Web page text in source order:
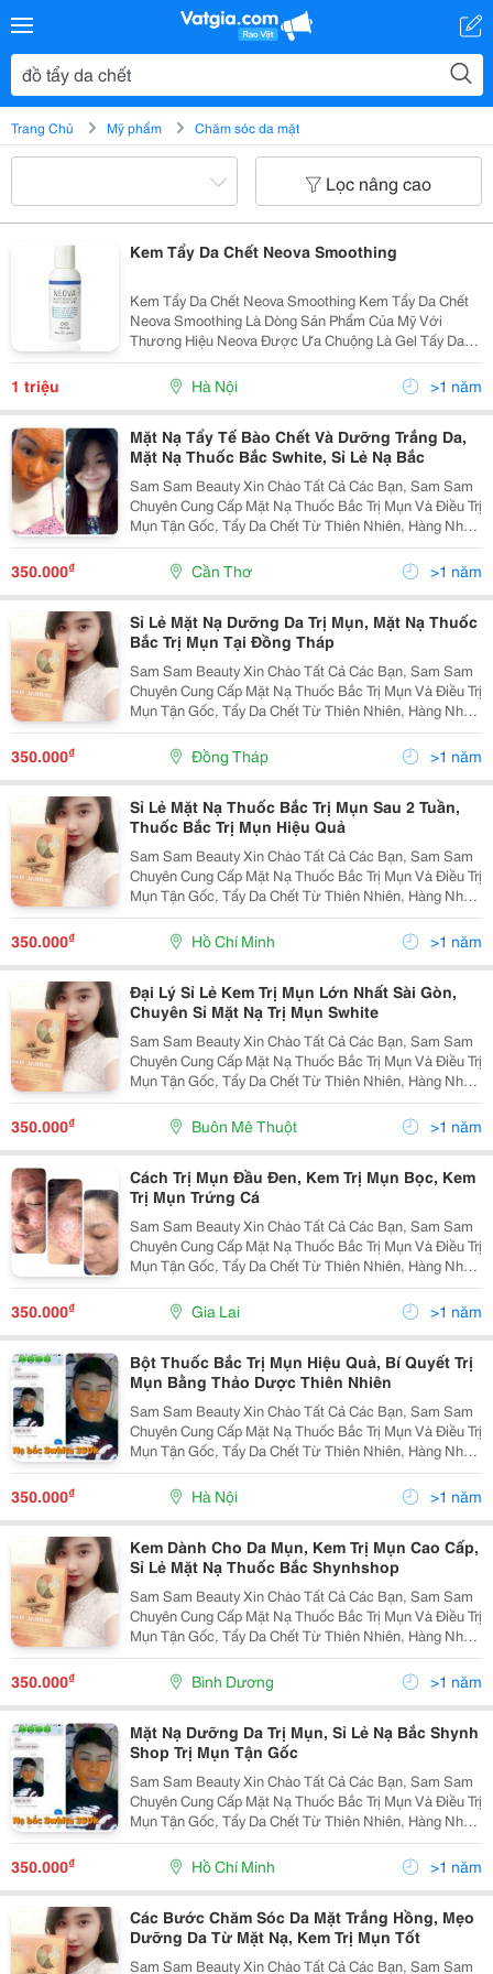
Trang Chủ Mỹ phẩm Chăm sóc da mặt
Lọc nâng cao
Kem Tẩy Da Chết Neova Smoothing
Kem Tẩy Da Chết Neova Smoothing Kem Tẩy Da Chết
Neova Smoothing Là Dòng Sản Phẩm Của Mỹ Với
Thương Hiệu Neova Được Ưa Chuộng Là Gel Tấy Da
Chết Dành Cho Những Loại Da Sạm Màu ,Tối Màu Và
Da Thiếu Sức Sống . Trong Kem Tẩy Da Chết Neova
Smooth
1 triệu Hà Nội >1 năm
Mặt Nạ Tẩy Tế Bào Chết Và Dưỡng Trắng Da,
Mặt Nạ Thuốc Bắc Swhite, Sỉ Lẻ Nạ Bắc
Sam Sam Beauty Xin Chào Tất Cả Các Bạn, Sam Sam
Chuyên Cung Cấp Mặt Nạ Thuốc Bắc Trị Mụn Và Điều Trị
Mụn Tận Gốc, Tẩy Da Chết Từ Thiên Nhiên, Hàng Nhập
Của Công Ty, Có Giấy Tờ Kiểm Định. Mặt Nạ Thảo
Dược Thuốc Bắc S.white Được Chiết Xuất Hoàn Toàn
350.000₫ Cần Thơ >1 năm
Sỉ Lẻ Mặt Nạ Dưỡng Da Trị Mụn, Mặt Nạ Thuốc
Bắc Trị Mụn Tại Đồng Tháp
Sam Sam Beauty Xin Chào Tất Cả Các Bạn, Sam Sam
Chuyên Cung Cấp Mặt Nạ Thuốc Bắc Trị Mụn Và Điều Trị
Mụn Tận Gốc, Tẩy Da Chết Từ Thiên Nhiên, Hàng Nhập
Của Công Ty, Có Giấy Tờ Kiểm Định. Mặt Nạ Thảo
Dược Thuốc Bắc S.white Được Chiết Xuất Hoàn Toàn
350.000₫ Đồng Tháp >1 năm
Sỉ Lẻ Mặt Nạ Thuốc Bắc Trị Mụn Sau 2 Tuần,
Thuốc Bắc Trị Mụn Hiệu Quả
Sam Sam Beauty Xin Chào Tất Cả Các Bạn, Sam Sam
Chuyên Cung Cấp Mặt Nạ Thuốc Bắc Trị Mụn Và Điều Trị
Mụn Tận Gốc, Tẩy Da Chết Từ Thiên Nhiên, Hàng Nhập
Của Công Ty, Có Giấy Tờ Kiểm Định.giao Hàng Tận Nơi
Trên Toàn Quốc, Freeship Nhìu Tỉnh Thành. M
350.000₫ Hồ Chí Minh >1 năm
Đại Lý Sỉ Lẻ Kem Trị Mụn Lớn Nhất Sài Gòn,
Chuyên Sỉ Mặt Nạ Trị Mụn Swhite
Sam Sam Beauty Xin Chào Tất Cả Các Bạn, Sam Sam
Chuyên Cung Cấp Mặt Nạ Thuốc Bắc Trị Mụn Và Điều Trị
Mụn Tận Gốc, Tẩy Da Chết Từ Thiên Nhiên, Hàng Nhập
Của Công Ty, Có Giấy Tờ Kiểm Định.giao Hàng Tận Nơi
Trên Toàn Quốc, Freeship Nhìu Tỉnh Thành. M
350.000₫ Buôn Mê Thuột >1 năm
Cách Trị Mụn Đầu Đen, Kem Trị Mụn Bọc, Kem
Trị Mụn Trứng Cá
Sam Sam Beauty Xin Chào Tất Cả Các Bạn, Sam Sam
Chuyên Cung Cấp Mặt Nạ Thuốc Bắc Trị Mụn Và Điều Trị
Mụn Tận Gốc, Tẩy Da Chết Từ Thiên Nhiên, Hàng Nhập
Của Công Ty, Có Giấy Tờ Kiểm Định. Mặt Nạ Thảo
Dược Thuốc Bắc S.white Được Chiết Xuất Hoàn Toàn
350.000₫ Gia Lai >1 năm
Bột Thuốc Bắc Trị Mụn Hiệu Quả, Bí Quyết Trị
Mụn Bằng Thảo Dược Thiên Nhiên
Sam Sam Beauty Xin Chào Tất Cả Các Bạn, Sam Sam
Chuyên Cung Cấp Mặt Nạ Thuốc Bắc Trị Mụn Và Điều Trị
Mụn Tận Gốc, Tẩy Da Chết Từ Thiên Nhiên, Hàng Nhập
Của Công Ty, Có Giấy Tờ Kiểm Định. Mặt Nạ Thảo
Dược Thuốc Bắc S.white Được Chiết Xuất Hoàn Toàn
350.000₫ Hà Nội >1 năm
Kem Dành Cho Da Mụn, Kem Trị Mụn Cao Cấp,
Sỉ Lẻ Mặt Nạ Thuốc Bắc Shynhshop
Sam Sam Beauty Xin Chào Tất Cả Các Bạn, Sam Sam
Chuyên Cung Cấp Mặt Nạ Thuốc Bắc Trị Mụn Và Điều Trị
Mụn Tận Gốc, Tẩy Da Chết Từ Thiên Nhiên, Hàng Nhập
Của Công Ty, Có Giấy Tờ Kiểm Định. Mặt Nạ Thảo
Dược Thuốc Bắc S.white Được Chiết Xuất Hoàn Toàn
350.000₫ Bình Dương >1 năm
Mặt Nạ Dưỡng Da Trị Mụn, Sỉ Lẻ Nạ Bắc Shynh
Shop Trị Mụn Tận Gốc
Sam Sam Beauty Xin Chào Tất Cả Các Bạn, Sam Sam
Chuyên Cung Cấp Mặt Nạ Thuốc Bắc Trị Mụn Và Điều Trị
Mụn Tận Gốc, Tẩy Da Chết Từ Thiên Nhiên, Hàng Nhập
Của Công Ty, Có Giấy Tờ Kiểm Định. Mặt Nạ Thảo
Dược Thuốc Bắc S.white Được Chiết Xuất Hoàn Toàn
350.000₫ Hồ Chí Minh >1 năm
Các Bước Chăm Sóc Da Mặt Trắng Hồng, Mẹo
Dưỡng Da Từ Mặt Nạ, Kem Trị Mụn Tốt
Sam Sam Beauty Xin Chào Tất Cả Các Bạn, Sam Sam